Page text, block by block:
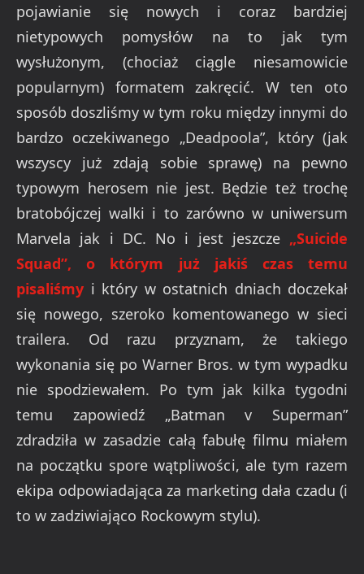
pojawianie się nowych i coraz bardziej
nietypowych pomysłów na to jak tym
wysłużonym, (chociaż ciągle niesamowicie
popularnym) formatem zakręcić. W ten oto
sposób doszliśmy w tym roku między innymi do
bardzo oczekiwanego „Deadpoola”, który (jak
wszyscy już zdają sobie sprawę) na pewno
typowym herosem nie jest. Będzie też trochę
bratobójczej walki i to zarówno w uniwersum
Marvela jak i DC. No i jest jeszcze „Suicide
Squad”, o którym już jakiś czas temu
pisaliśmy i który w ostatnich dniach doczekał
się nowego, szeroko komentowanego w sieci
trailera. Od razu przyznam, że takiego
wykonania się po Warner Bros. w tym wypadku
nie spodziewałem. Po tym jak kilka tygodni
temu zapowiedź „Batman v Superman”
zdradziła w zasadzie całą fabułę filmu miałem
na początku spore wątpliwości, ale tym razem
ekipa odpowiadająca za marketing dała czadu (i
to w zadziwiająco Rockowym stylu).